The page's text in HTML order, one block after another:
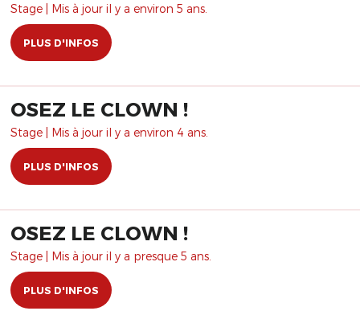
Stage | Mis à jour il y a environ 5 ans.
PLUS D'INFOS
OSEZ LE CLOWN !
Stage | Mis à jour il y a environ 4 ans.
PLUS D'INFOS
OSEZ LE CLOWN !
Stage | Mis à jour il y a presque 5 ans.
PLUS D'INFOS